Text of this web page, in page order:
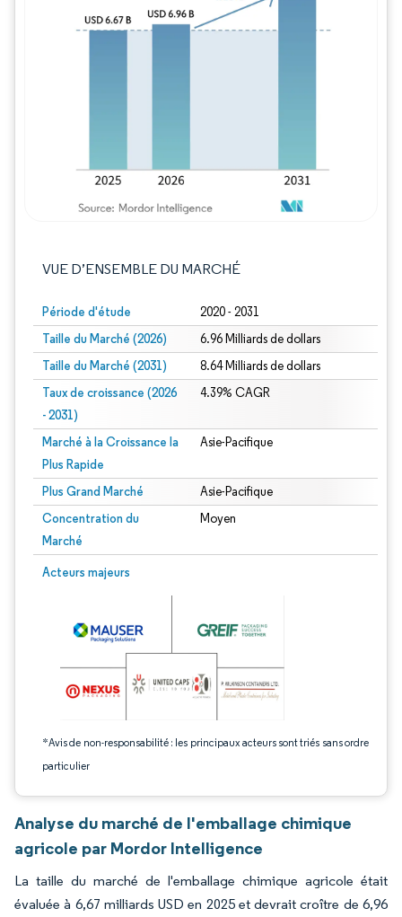
VUE D’ENSEMBLE DU MARCHÉ
Période d'étude 2020 - 2031
Taille du Marché (2026) 6.96 Milliards de dollars
Taille du Marché (2031) 8.64 Milliards de dollars
Taux de croissance (2026
- 2031)
4.39% CAGR
Marché à la Croissance la
Plus Rapide
Asie-Pacifique
Plus Grand Marché Asie-Pacifique
Concentration du
Marché
Moyen
Acteurs majeurs
*Avis de non-responsabilité : les principaux acteurs sont triés sans ordre
particulier
Image © Mordor Intelligence. La réutilisation nécessite une attribution sous CC
Analyse du marché de l'emballage chimique
agricole par Mordor Intelligence
La taille du marché de l'emballage chimique agricole était
évaluée à 6,67 milliards USD en 2025 et devrait croître de 6,96